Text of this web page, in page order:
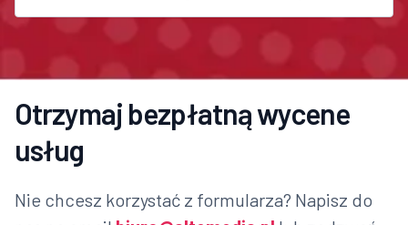
Otrzymaj bezpłatną wycene
usług
Nie chcesz korzystać z formularza? Napisz do